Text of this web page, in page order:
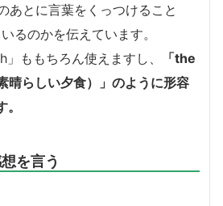
あとに言葉をくっつけること
るのかを伝えています。
」ももちろん使えますし、
「the
らしい夕食）」のように形容
を言う